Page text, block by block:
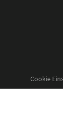
Cookie